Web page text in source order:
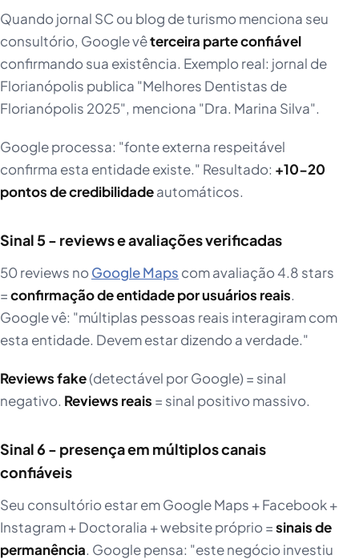
Quando jornal SC ou blog de turismo menciona seu
consultório, Google vêterceira parte confiável
confirmando sua existência. Exemplo real: jornal de
Florianópolis publica "Melhores Dentistas de
Florianópolis 2025", menciona "Dra. Marina Silva".
Google processa: "fonte externa respeitável
confirma esta entidade existe." Resultado: +10-20
pontos de credibilidadeautomáticos.
Sinal 5 - reviews e avaliações verificadas
50 reviews noGoogle Maps com avaliação 4.8 stars
=confirmação de entidade por usuários reais.
Google vê: "múltiplas pessoas reais interagiram com
esta entidade. Devem estar dizendo a verdade."
Reviews fake(detectável por Google) = sinal
negativo. Reviews reais = sinal positivo massivo.
Sinal 6 - presença em múltiplos canais
confiáveis
Seu consultório estar em Google Maps + Facebook +
Instagram + Doctoralia + website próprio =sinais de
permanência. Google pensa: "este negócio investiu